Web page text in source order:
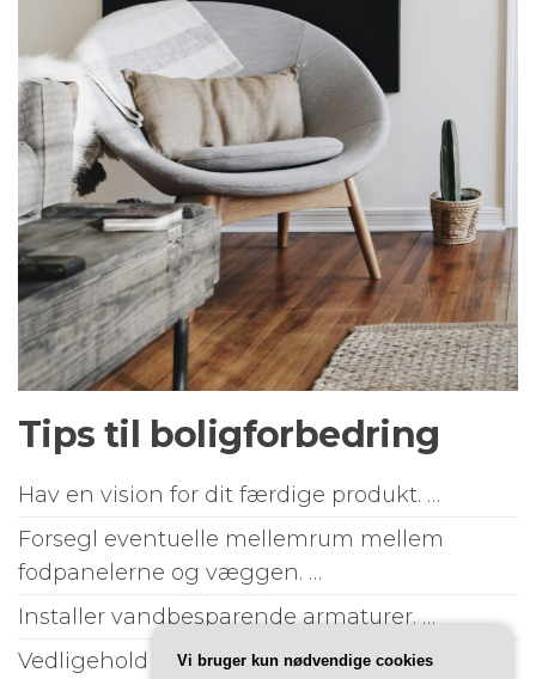
Tips til boligforbedring
Hav en vision for dit færdige produkt. …
Forsegl eventuelle mellemrum mellem
fodpanelerne og væggen. …
Installer vandbesparende armaturer. …
Vedligehold dit hjems nedløbsrør. …
Vi bruger kun nødvendige cookies